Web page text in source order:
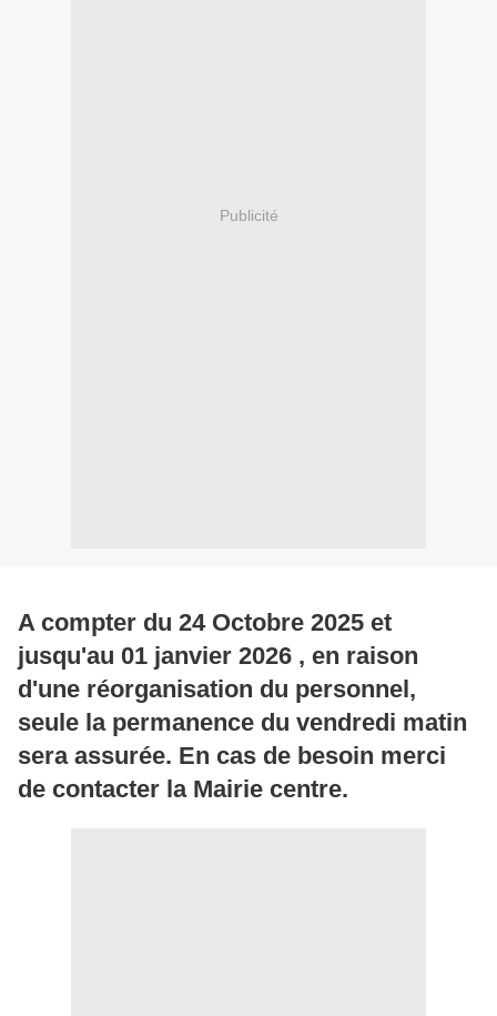
Publicité
A compter du 24 Octobre 2025 et
jusqu'au 01 janvier 2026 , en raison
d'une réorganisation du personnel,
seule la permanence du vendredi matin
sera assurée. En cas de besoin merci
de contacter la Mairie centre.